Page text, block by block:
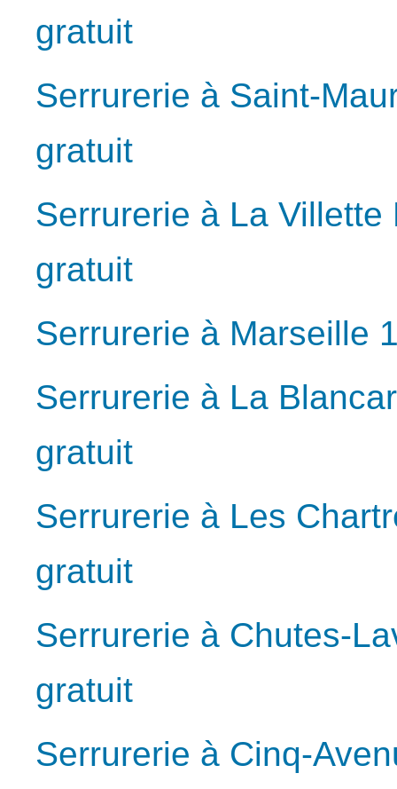
gratuit
Serrurerie à Saint-
gratuit
Serrurerie à La
gratuit
Serrurerie à Marseille
Serrurerie à La
gratuit
Serrurerie à Les
gratuit
Serrurerie à Chutes-
gratuit
Serrurerie à Cinq-